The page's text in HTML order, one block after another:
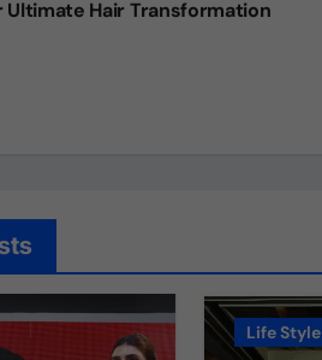
Ultimate Hair Transformation
Life Style